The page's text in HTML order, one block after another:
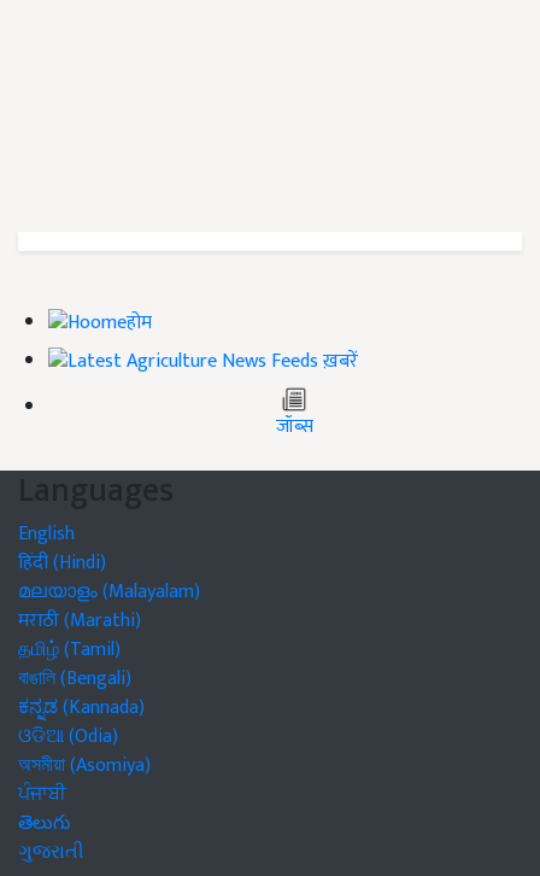
होम
ख़बरें
जॉब्स
Languages
English
हिंदी (Hindi)
മലയാളം (Malayalam)
मराठी (Marathi)
தமிழ் (Tamil)
বাঙালি (Bengali)
ಕನ್ನಡ (Kannada)
ଓଡିଆ (Odia)
অসমীয়া (Asomiya)
ਪੰਜਾਬੀ
తెలుగు
ગુજરાતી